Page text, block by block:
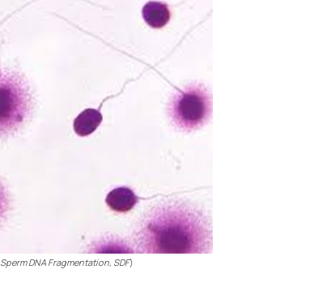
Sperm DNA Fragmentation, SDF)